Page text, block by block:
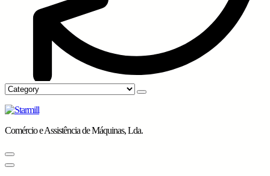
Comércio e Assistência de Máquinas, Lda.